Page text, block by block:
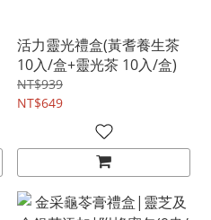
活力靈光禮盒(黃耆養生茶
10入/盒+靈光茶 10入/盒)
NT$939
NT$649